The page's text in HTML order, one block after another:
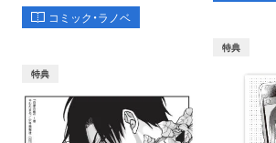
コミック・ラノベ
特典
特典